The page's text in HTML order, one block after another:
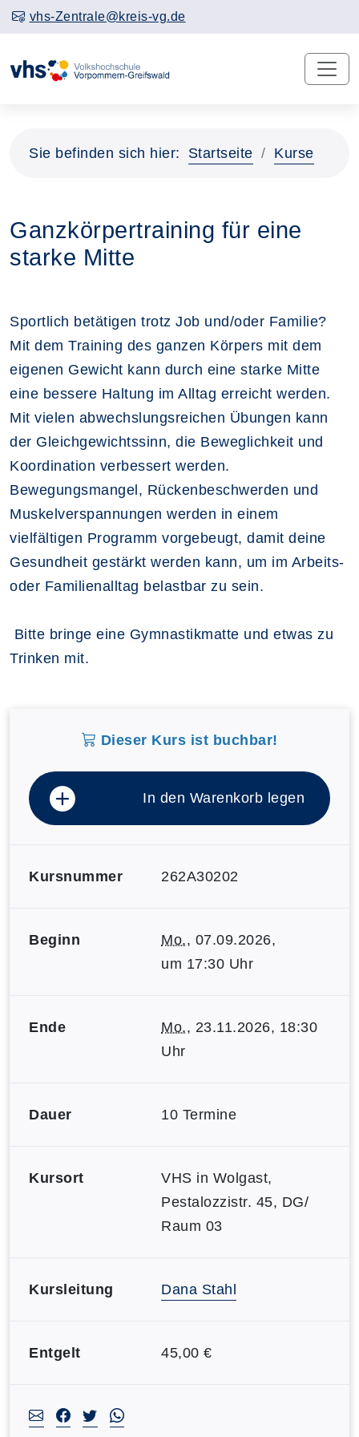
vhs-Zentrale@kreis-vg.de
Sie befinden sich hier: Startseite Kurse
Ganzkörpertraining für eine
starke Mitte
Sportlich betätigen trotz Job und/oder Familie?
Mit dem Training des ganzen Körpers mit dem
eigenen Gewicht kann durch eine starke Mitte
eine bessere Haltung im Alltag erreicht werden.
Mit vielen abwechslungsreichen Übungen kann
der Gleichgewichtssinn, die Beweglichkeit und
Koordination verbessert werden.
Bewegungsmangel, Rückenbeschwerden und
Muskelverspannungen werden in einem
vielfältigen Programm vorgebeugt, damit deine
Gesundheit gestärkt werden kann, um im Arbeits-
oder Familienalltag belastbar zu sein.
Bitte bringe eine Gymnastikmatte und etwas zu
Trinken mit.
Dieser Kurs ist buchbar!
In den Warenkorb legen
Kursnummer 262A30202
Beginn Mo., 07.09.2026,
um 17:30 Uhr
Ende Mo., 23.11.2026, 18:30
Uhr
Dauer 10 Termine
Kursort
VHS in Wolgast,
Pestalozzistr. 45, DG/
Raum 03
Kursleitung Dana Stahl
Entgelt 45,00 €